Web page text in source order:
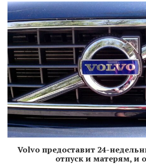
Volvo предоставит 24-
отпуск и матерям, и